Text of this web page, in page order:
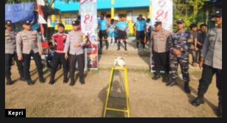
Kepri